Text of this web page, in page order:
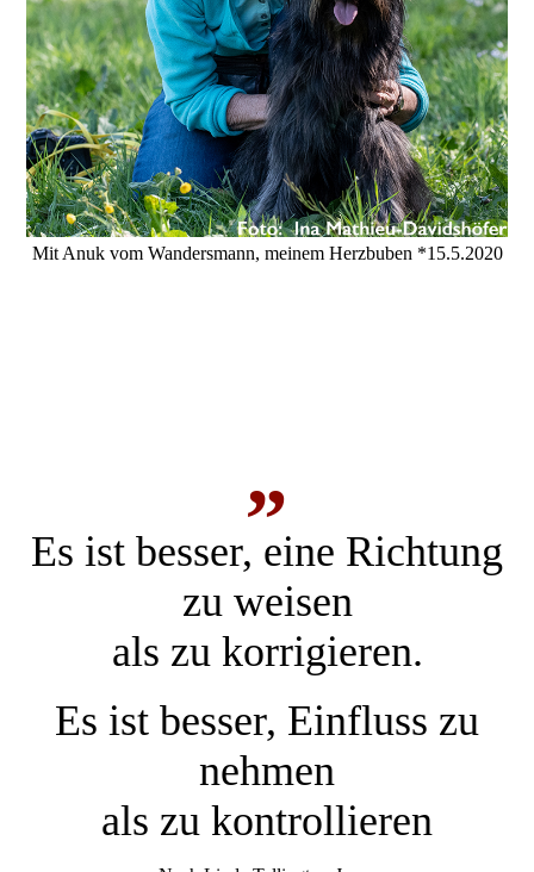
Mit Anuk vom Wandersmann, meinem Herzbuben *15.5.2020
„
Es ist besser, eine Rich­tung
zu weisen
als zu korri­gie­ren.
Es ist besser, Ein­fluss zu
nehmen
als zu kontrol­lieren